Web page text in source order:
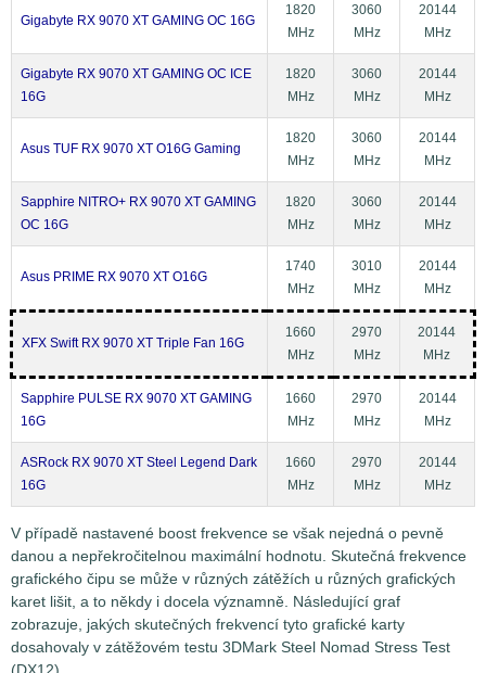
Gigabyte RX 9070 XT GAMING OC 16G
1820
MHz
3060
MHz
20144
MHz
Gigabyte RX 9070 XT GAMING OC ICE
16G
1820
MHz
3060
MHz
20144
MHz
Asus TUF RX 9070 XT O16G Gaming
1820
MHz
3060
MHz
20144
MHz
Sapphire NITRO+ RX 9070 XT GAMING
OC 16G
1820
MHz
3060
MHz
20144
MHz
Asus PRIME RX 9070 XT O16G
1740
MHz
3010
MHz
20144
MHz
XFX Swift RX 9070 XT Triple Fan 16G
1660
MHz
2970
MHz
20144
MHz
Sapphire PULSE RX 9070 XT GAMING
16G
1660
MHz
2970
MHz
20144
MHz
ASRock RX 9070 XT Steel Legend Dark
16G
1660
MHz
2970
MHz
20144
MHz
V případě nastavené boost frekvence se však nejedná o pevně
danou a nepřekročitelnou maximální hodnotu. Skutečná frekvence
grafického čipu se může v různých zátěžích u různých grafických
karet lišit, a to někdy i docela významně. Následující graf
zobrazuje, jakých skutečných frekvencí tyto grafické karty
dosahovaly v zátěžovém testu 3DMark Steel Nomad Stress Test